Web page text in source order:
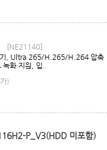
[NE21140]
기, Ultra 265/H.265/H.264 압축
화 지원, 입..
)
P_V3(HDD 미포함)